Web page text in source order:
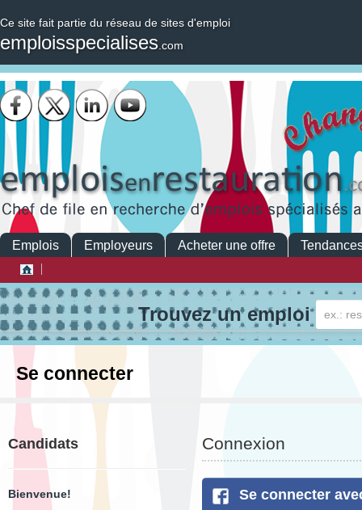
Ce site fait partie du réseau de sites d'emploi
emploisspecialises .com
Emplois Employeurs Acheter une offre
Trouvez un emploi
Se connecter
Candidats
Bienvenue!
Connexion
Se connecter